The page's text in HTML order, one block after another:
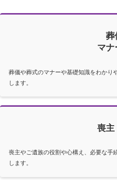
葬
マナ
葬儀や葬式のマナーや基礎知識をわかり
します。
喪主
喪主やご遺族の役割や心構え、必要な手
します。